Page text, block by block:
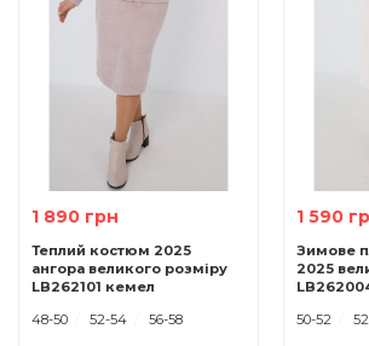
1 890 грн
Теплий костюм 2025
ангора великого розміру
LB262101 кемел
48-50
52-54 56-58
1 590
Зимове
2025
50-52